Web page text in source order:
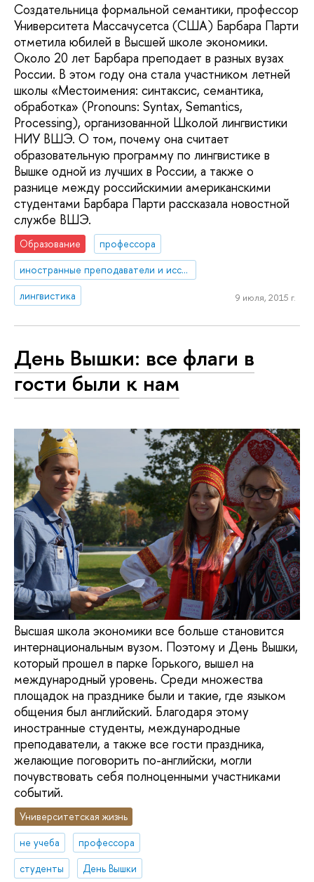
Создательница формальной семантики, профессор
Университета Массачусетса (США) Барбара Парти
отметила юбилей в Высшей школе экономики.
Около 20 лет Барбара преподает в разных вузах
России. В этом году она стала участником летней
школы «Местоимения: синтаксис, семантика,
обработка» (Pronouns: Syntax, Semantics,
Processing), организованной Школой лингвистики
НИУ ВШЭ. О том, почему она считает
образовательную программу по лингвистике в
Вышке одной из лучших в России, а также о
разнице между российскимии американскими
студентами Барбара Парти рассказала новостной
службе ВШЭ.
Образование
профессора
иностранные преподаватели и исследователи
лингвистика
9 июля, 2015 г.
День Вышки: все флаги в
гости были к нам
Высшая школа экономики все больше становится
интернациональным вузом. Поэтому и День Вышки,
который прошел в парке Горького, вышел на
международный уровень. Среди множества
площадок на празднике были и такие, где языком
общения был английский. Благодаря этому
иностранные студенты, международные
преподаватели, а также все гости праздника,
желающие поговорить по-английски, могли
почувствовать себя полноценными участниками
событий.
Университетская жизнь
не учеба
профессора
студенты
День Вышки